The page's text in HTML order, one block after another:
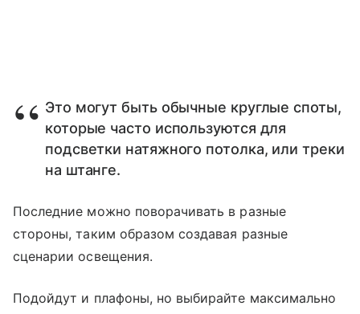
Это могут быть обычные круглые споты,
которые часто используются для
подсветки натяжного потолка, или треки
на штанге.
Последние можно поворачивать в разные
стороны, таким образом создавая разные
сценарии освещения.
Подойдут и плафоны, но выбирайте максимально